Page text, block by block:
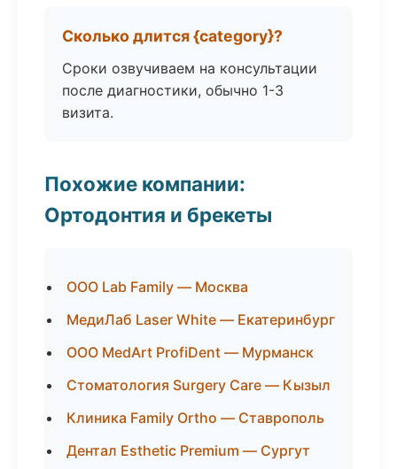
Сколько длится {category}?
Сроки озвучиваем на консультации
после диагностики, обычно 1-3
визита.
Похожие компании:
Ортодонтия и брекеты
ООО Lab Family — Москва
МедиЛаб Laser White — Екатеринбург
ООО MedArt ProfiDent — Мурманск
Стоматология Surgery Care — Кызыл
Клиника Family Ortho — Ставрополь
Дентал Esthetic Premium — Сургут